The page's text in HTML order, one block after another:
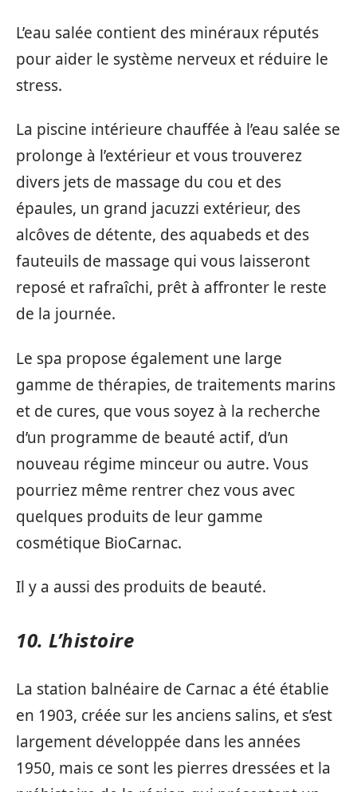
L’eau salée contient des minéraux réputés
pour aider le système nerveux et réduire le
stress.
La piscine intérieure chauffée à l’eau salée se
prolonge à l’extérieur et vous trouverez
divers jets de massage du cou et des
épaules, un grand jacuzzi extérieur, des
alcôves de détente, des aquabeds et des
fauteuils de massage qui vous laisseront
reposé et rafraîchi, prêt à affronter le reste
de la journée.
Le spa propose également une large
gamme de thérapies, de traitements marins
et de cures, que vous soyez à la recherche
d’un programme de beauté actif, d’un
nouveau régime minceur ou autre. Vous
pourriez même rentrer chez vous avec
quelques produits de leur gamme
cosmétique BioCarnac.
Il y a aussi des produits de beauté.
10. L’histoire
La station balnéaire de Carnac a été établie
en 1903, créée sur les anciens salins, et s’est
largement développée dans les années
1950, mais ce sont les pierres dressées et la